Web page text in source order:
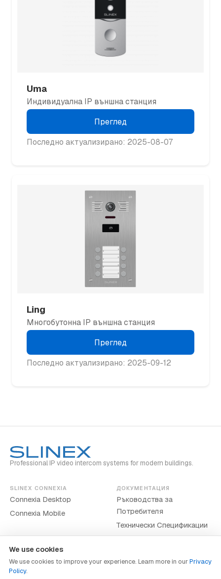
Uma
Индивидуална IP външна станция
Преглед
Последно актуализирано: 2025-08-07
Ling
Многобутонна IP външна станция
Преглед
Последно актуализирано: 2025-09-12
Professional IP video intercom systems for modern buildings.
SLINEX CONNEXIA
Connexia Desktop
Connexia Mobile
ДОКУМЕНТАЦИЯ
Ръководства за
Потребителя
Технически Спецификации
We use cookies
We use cookies to improve your experience. Learn more in ourPrivacy
Policy.